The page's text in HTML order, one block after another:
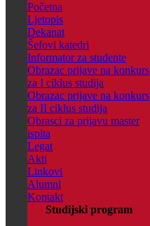
Početna
Ljetopis
Dekanat
Šefovi katedri
Informator za studente
Obrazac prijave na konkurs
za I ciklus studija
Obrazac prijave na konkurs
za II ciklus studija
Obrasci za prijavu master
ispita
Legat
Akti
Linkovi
Alumni
Kontakt
Studijski program